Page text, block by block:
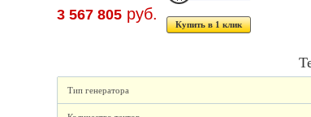
3 567 805 руб.
Купить в 1 клик
Тип генератора